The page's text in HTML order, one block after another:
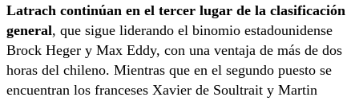
Latrach continúan en el tercer lugar de la clasificación
general, que sigue liderando el binomio estadounidense
Brock Heger y Max Eddy, con una ventaja de más de dos
horas del chileno. Mientras que en el segundo puesto se
encuentran los franceses Xavier de Soultrait y Martin